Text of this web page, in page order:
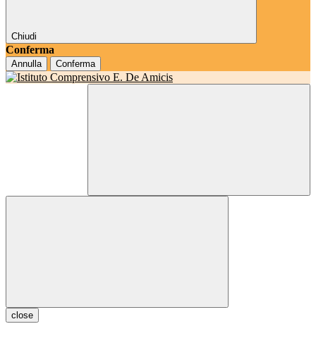
Chiudi
Conferma
Annulla Conferma
close